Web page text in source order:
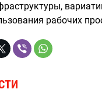
рабочих